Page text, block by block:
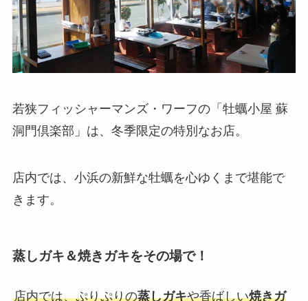
若狭フィッシャーマンズ・ワーフの「牡蠣小屋 蘇
洞門倶楽部」は、冬季限定の特別なお店。
店内では、小浜の新鮮な牡蠣を心ゆくまで堪能で
きます。
蒸しガキ＆焼きガキをその場で！
店内では、ぷりぷりの蒸しガキや香ばしい焼きガ